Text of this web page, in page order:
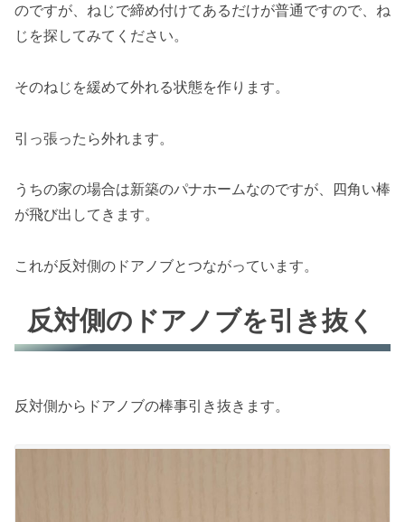
のですが、ねじで締め付けてあるだけが普通ですので、ね
じを探してみてください。
そのねじを緩めて外れる状態を作ります。
引っ張ったら外れます。
うちの家の場合は新築のパナホームなのですが、四角い棒
が飛び出してきます。
これが反対側のドアノブとつながっています。
反対側のドアノブを引き抜く
反対側からドアノブの棒事引き抜きます。